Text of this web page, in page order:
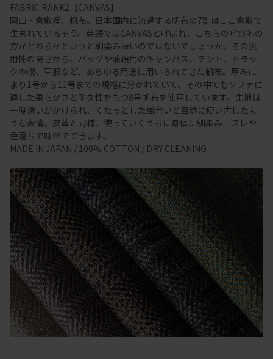
FABRIC RANK2【CANVAS】
岡山・倉敷産、帆布。日本国内に流通する帆布の7割はここ倉敷で
生まれているそう。英語ではCANVASと呼ばれ、こちらの呼び名の
方がどちらかというと馴染み深いのではないでしょうか。その汎
用性の高さから、バッグや油絵用のキャンバス、テント、トラッ
クの幌、軍服など、あらゆる用途に用いられてきた帆布。厚みに
より1号から11号までの規格に分かれていて、その中でもソファに
適した柔らかさと耐久性をもつ8号帆布を使用しています。生地は
一度洗いがかけられ、くたっとした風合いと自然に使い古したよ
うな表情。皮革と同様、使っていくうちに身体に馴染み、スレや
色落ちで味がでてきます。
MADE IN JAPAN / 100% COTTON / DRY CLEANING